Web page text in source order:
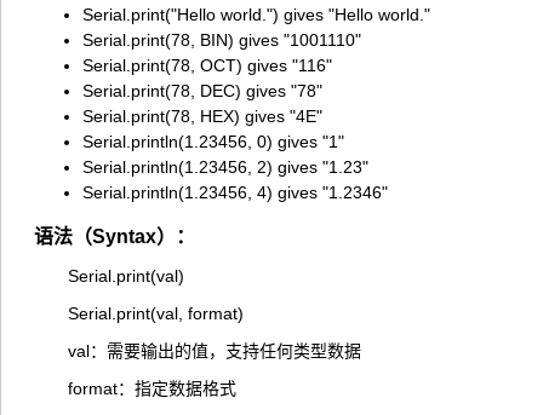
Serial.print("Hello world.") gives "Hello world."
Serial.print(78, BIN) gives "1001110"
Serial.print(78, OCT) gives "116"
Serial.print(78, DEC) gives "78"
Serial.print(78, HEX) gives "4E"
Serial.println(1.23456, 0) gives "1"
Serial.println(1.23456, 2) gives "1.23"
Serial.println(1.23456, 4) gives "1.2346"
语法（Syntax）：
Serial.print(val)
Serial.print(val, format)
val：需要输出的值，支持任何类型数据
format：指定数据格式